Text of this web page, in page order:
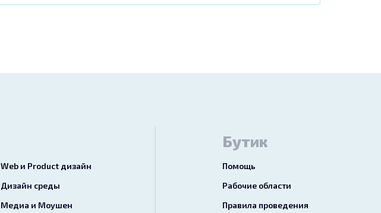
Web и Product дизайн
Дизайн среды
Медиа и Моушен
Бутик
Помощь
Рабочие области
Правила проведения